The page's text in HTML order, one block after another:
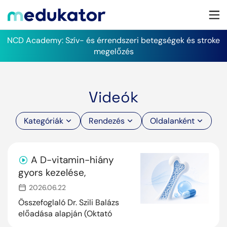
NCD Academy: Szív- és érrendszeri betegségek és stroke
megelőzés
Videók
Kategóriák Rendezés Oldalanként
A D-vitamin-hiány
gyors kezelése,
jelentősége a
csontbetegek
ellátásában
2026.06.22
Összefoglaló Dr. Szili Balázs
előadása alapján (Oktató